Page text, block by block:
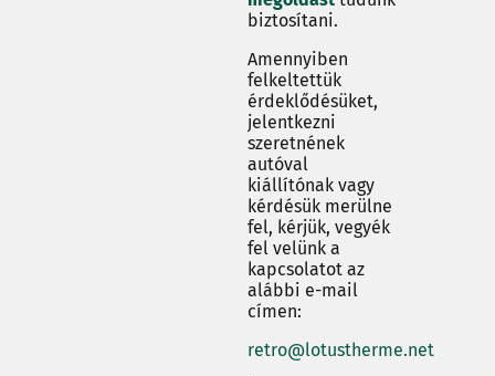
biztosítani.
Amennyiben
felkeltettük
érdeklődésüket,
jelentkezni
szeretnének
autóval
kiállítónak vagy
kérdésük merülne
fel, kérjük, vegyék
fel velünk a
kapcsolatot az
alábbi e-mail
címen:
retro@lotustherme.net